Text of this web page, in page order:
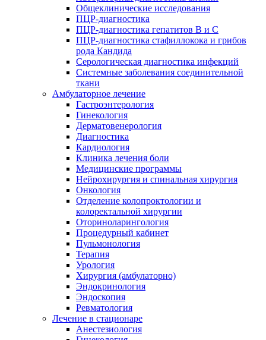
Общеклинические исследования
ПЦР-диагностика
ПЦР-диагностика гепатитов B и C
ПЦР-диагностика стафиллокока и грибов
рода Кандида
Серологическая диагностика инфекций
Системные заболевания соединительной
ткани
Амбулаторное лечение
Гастроэнтерология
Гинекология
Дерматовенерология
Диагностика
Кардиология
Клиника лечения боли
Медицинские программы
Нейрохирургия и спинальная хирургия
Онкология
Отделение колопроктологии и
колоректальной хирургии
Оториноларингология
Процедурный кабинет
Пульмонология
Терапия
Урология
Хирургия (амбулаторно)
Эндокринология
Эндоскопия
Ревматология
Лечение в стационаре
Анестезиология